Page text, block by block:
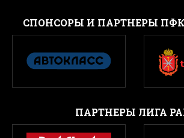
CПОНСОРЫ И ПАРТНЕРЫ ПФК
ПАРТНЕРЫ ЛИГА